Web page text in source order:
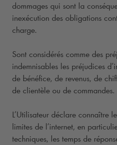
dommages qui sont la
inexécution des obligations
charge.
Sont considérés comme des
indemnisables les préjudices
de bénéfice, de revenus, de
de clientèle ou de commandes.
L’Utilisateur déclare connaître
limites de l’internet, en
techniques, les temps de